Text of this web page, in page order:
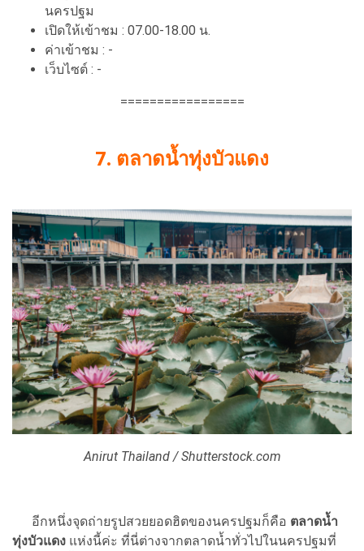
นครปฐม
เปิดให้เข้าชม : 07.00-18.00 น.
ค่าเข้าชม : -
เว็บไซต์ : -
=================
7. ตลาดน้ำทุ่งบัวแดง
Anirut Thailand / Shutterstock.com
อีกหนึ่งจุดถ่ายรูปสวยยอดฮิตของนครปฐมก็คือ ตลาดน้ำ
ทุ่งบัวแดง แห่งนี้ค่ะ ที่นี่ต่างจากตลาดน้ำทั่วไปในนครปฐมที่